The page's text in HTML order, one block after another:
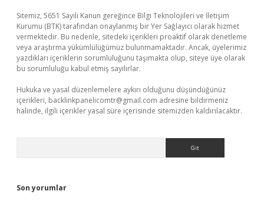
Sitemiz, 5651 Sayılı Kanun gereğince Bilgi Teknolojileri ve İletişim
Kurumu (BTK) tarafından onaylanmış bir Yer Sağlayıcı olarak hizmet
vermektedir. Bu nedenle, sitedeki içerikleri proaktif olarak denetleme
veya araştırma yükümlülüğümüz bulunmamaktadır. Ancak, üyelerimiz
yazdıkları içeriklerin sorumluluğunu taşımakta olup, siteye üye olarak
bu sorumluluğu kabul etmiş sayılırlar.
Hukuka ve yasal düzenlemelere aykırı olduğunu düşündüğünüz
içerikleri, backlinkpanelicomtr@gmail.com adresine bildirmeniz
halinde, ilgili içerikler yasal süre içerisinde sitemizden kaldırılacaktır.
Son yorumlar